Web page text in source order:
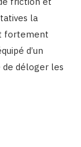
la
fortement
d’un
de déloger les